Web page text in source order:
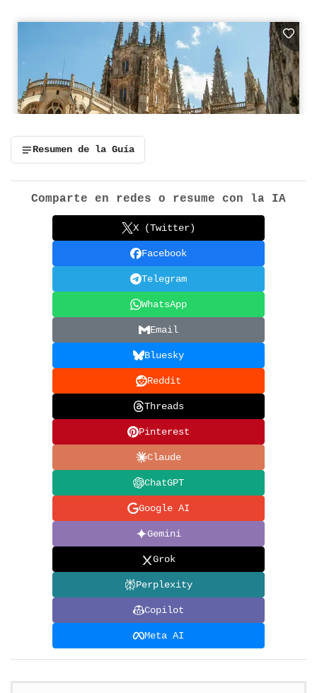
Resumen de la Guía
Comparte en redes o resume con la IA
X (Twitter)
Facebook
Telegram
WhatsApp
Email
Bluesky
Reddit
Threads
Pinterest
Claude
ChatGPT
Google AI
Gemini
Grok
Perplexity
Copilot
Meta AI